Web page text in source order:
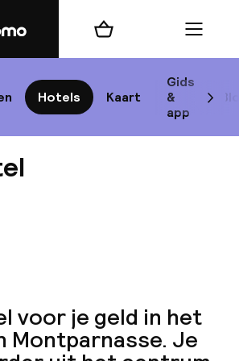
Hotels Kaart
Gids
&
app
Winkelmand Menu
voor je geld in het
Montparnasse. Je